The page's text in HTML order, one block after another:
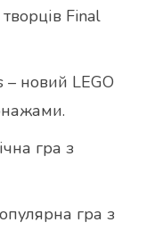
Final
– новий LEGO
гра з
гра з